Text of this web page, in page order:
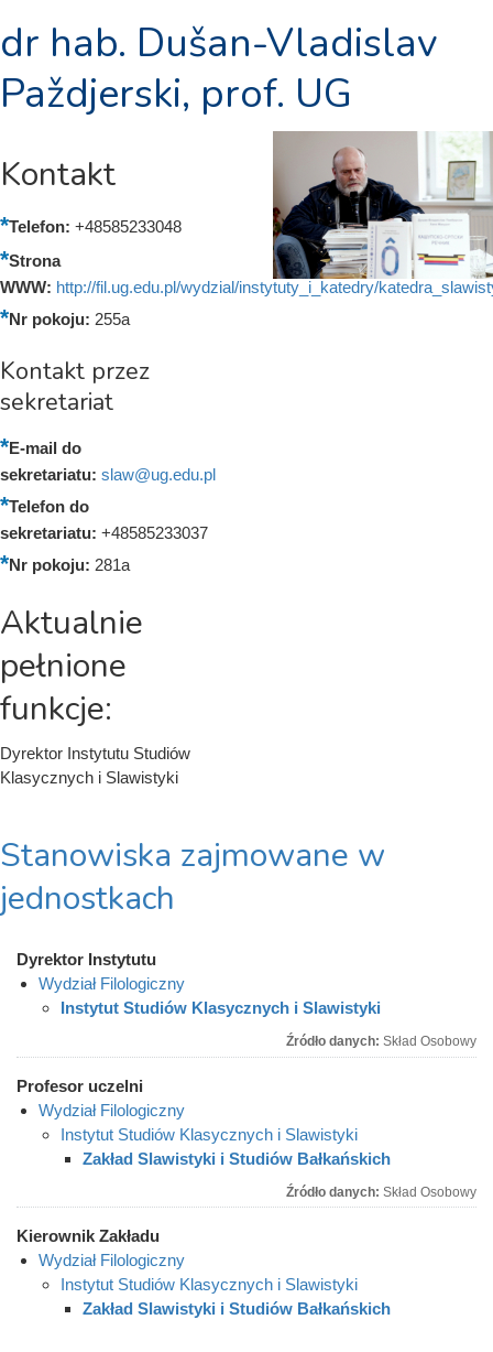
dr hab. Dušan-Vladislav
Paždjerski, prof. UG
Kontakt
Telefon: +48585233048
Strona
WWW: http://fil.ug.edu.pl/wydzial/instytuty_i_katedry/
Nr pokoju: 255a
Kontakt przez
sekretariat
E-mail do
sekretariatu: slaw@ug.edu.pl
Telefon do
sekretariatu: +48585233037
Nr pokoju: 281a
Aktualnie
pełnione
funkcje:
Dyrektor Instytutu Studiów
Klasycznych i Slawistyki
Stanowiska zajmowane w
jednostkach
Dyrektor Instytutu
Wydział Filologiczny
Instytut Studiów Klasycznych i Slawistyki
Źródło danych: Skład Osobowy
Profesor uczelni
Wydział Filologiczny
Instytut Studiów Klasycznych i Slawistyki
Zakład Slawistyki i Studiów Bałkańskich
Źródło danych: Skład Osobowy
Kierownik Zakładu
Wydział Filologiczny
Instytut Studiów Klasycznych i Slawistyki
Zakład Slawistyki i Studiów Bałkańskich